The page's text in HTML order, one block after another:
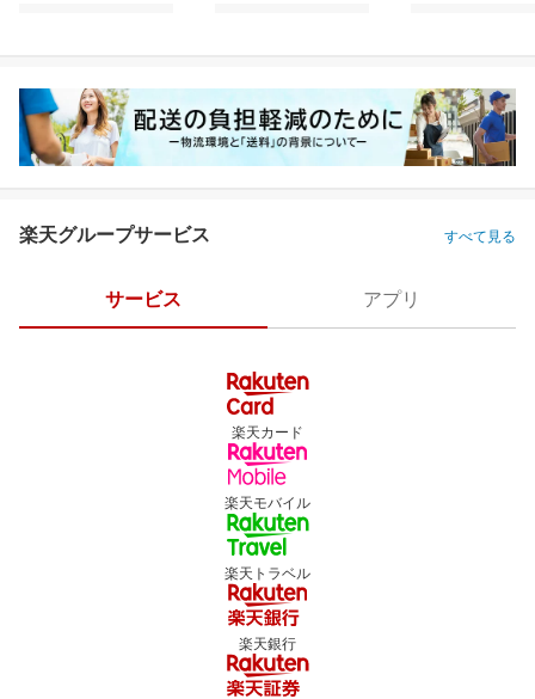
楽天グループサービス すべて見る
サービス アプリ
楽天カード
楽天モバイル
楽天トラベル
楽天銀行